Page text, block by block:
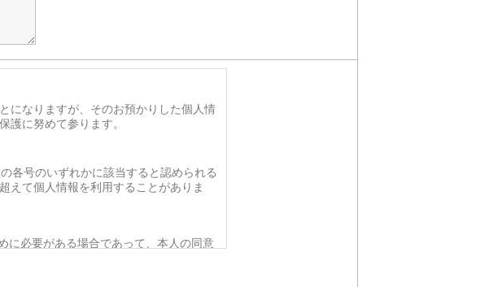
になりますが、そのお預かりした個人情
護に努めて参ります。
各号のいずれかに該当すると認められる
えて個人情報を利用することがありま
に必要がある場合であって、本人の同意
推進のために特に必要がある場合であ